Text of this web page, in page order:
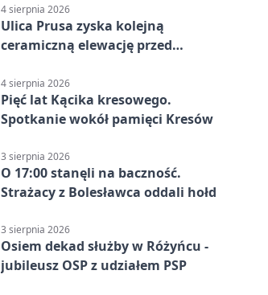
4 sierpnia 2026
Ulica Prusa zyska kolejną
ceramiczną elewację przed
4 sierpnia 2026
Pięć lat Kącika kresowego.
Spotkanie wokół pamięci Kresów
3 sierpnia 2026
O 17:00 stanęli na baczność.
Strażacy z Bolesławca oddali hołd
3 sierpnia 2026
Osiem dekad służby w Różyńcu -
jubileusz OSP z udziałem PSP